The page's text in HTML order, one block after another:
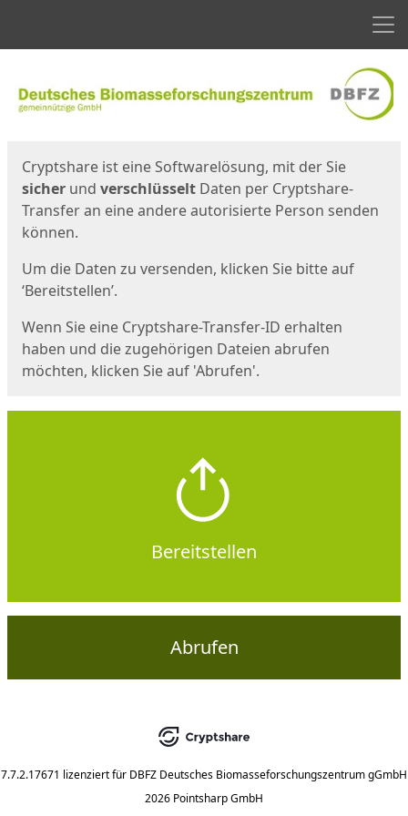
Cryptshare ist eine Softwarelösung, mit der Sie
sicher und verschlüsselt Daten per Cryptshare-
Transfer an eine andere autorisierte Person senden
können.
Um die Daten zu versenden, klicken Sie bitte auf
‘Bereitstellen’.
Wenn Sie eine Cryptshare-Transfer-ID erhalten
haben und die zugehörigen Dateien abrufen
möchten, klicken Sie auf 'Abrufen'.
Bereitstellen
Abrufen
7.7.2.17671 lizenziert für DBFZ Deutsches Biomasseforschungszentrum gGmbH
2026 Pointsharp GmbH